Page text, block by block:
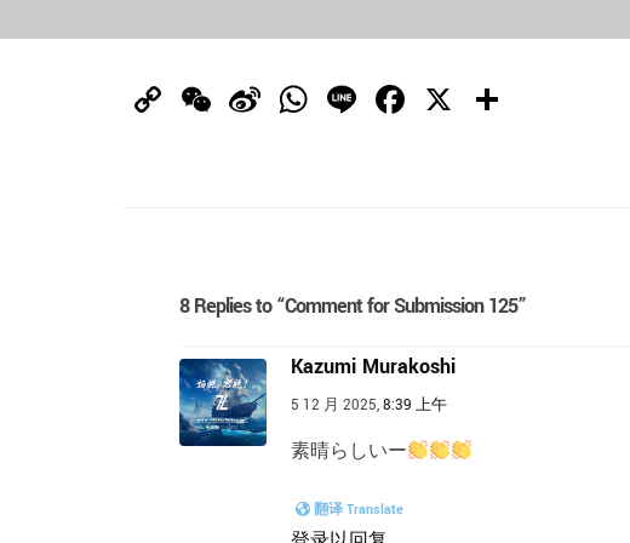
CopyWeChat
SinaWhatsApp
Line Facebook
X
8 Replies to “Comment for Submission 125”
Kazumi Murakoshi
5 12 月 2025,8:39 上午
素晴らしいー
翻译 Translate